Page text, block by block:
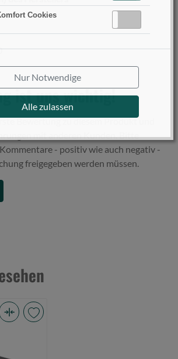
Cookies
Nur Notwendige
Alle zulassen
ist uns wichtig!
Bewertung zu diesem Produkt und
mit anderen Kunden. Bitte
- positiv wie auch negativ -
freigegeben werden müssen.